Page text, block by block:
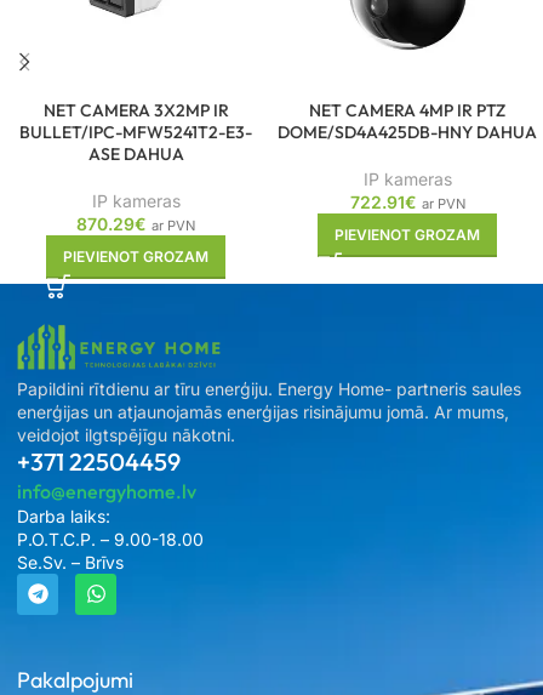
NET CAMERA 3X2MP IR
BULLET/IPC-MFW5241T2-E3-
ASE DAHUA
IP kameras
870.29€ ar PVN
PIEVIENOT GROZAM
NET CAMERA 4MP IR PTZ
DOME/SD4A425DB-HNY DAHUA
IP kameras
722.91€ ar PVN
PIEVIENOT GROZAM
Pakalpojumi
Papildini rītdienu ar tīru enerģiju. Energy Home- partneris saules
enerģijas un atjaunojamās enerģijas risinājumu jomā. Ar mums,
veidojot ilgtspējīgu nākotni.
+371 22504459
info@energyhome.lv
Darba laiks:
P.O.T.C.P. – 9.00-18.00
Se.Sv. – Brīvs